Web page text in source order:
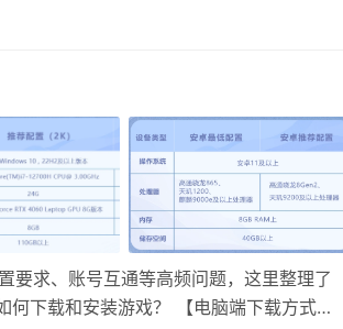
要求、账号互通等高频问题，这里整理了
下载和安装游戏？ 【电脑端下载方式】